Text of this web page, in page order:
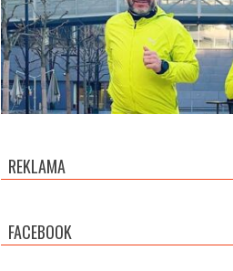
REKLAMA
FACEBOOK